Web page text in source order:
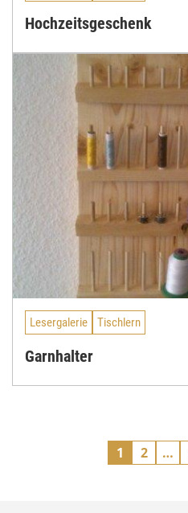
Hochzeitsgeschenk
Lesergalerie Tischlern
Garnhalter
1 2 …